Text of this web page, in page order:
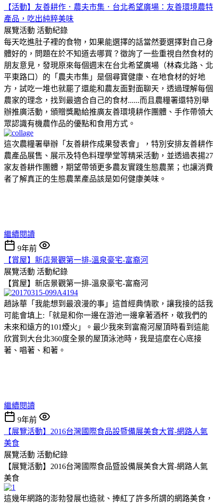
【活動】友善耕作．農夫市集．台北希望廣場：友善環境農特
產品，吃出純粹美味
展覽活動 活動紀錄
每天吃進肚子裡的食物，如果能選擇的話當然要選擇對自己身
體好的，問題在於不知道去哪買？徵詢了一些重視自然食材的
朋友意見，發現原來每個週末在台北希望廣場（林森北路、北
平東路口）的「農夫市集」是個尋寶健康、在地食材的好地
方，試吃一堆也就罷了還能和農友面對面聊天，透過理解每個
農家的理念，找到最適合自己的食材......而且農糧署還特別舉
辦推廣活動，頒贈獎勵給推廣友善環境耕作團體、手作帶領大
眾認識有機農作品的優點和食用方式。
這次農糧署舉辦「友善耕作成果發表會」，特別安排友善耕作
農產品展售、展示及特色料理學堂等精采活動，並透過表揚27
家友善耕作團體，期望帶領更多農友實踐生態農業；也讓消費
者了解真正的生態農業產品該是如何健康美味。
繼續閱讀
9年前
【賞屋】新店景觀第一排-溫泉豪宅-富裔河
展覽活動 活動紀錄
【賞屋】新店景觀第一排-溫泉豪宅-富裔河
趙詠華「我能想到最浪漫的事」這首經典情歌，讓我接的話我
可能會填上:「就是和你一邊在游池一邊拿著酒杯，敬我們的
未來和遠方的101煙火」。最少我來到富裔河屋頂時看到這能
欣賞到大台北360度全景的屋頂泳池時，我是這麼在心底接
著、唱著、和著。
繼續閱讀
9年前
【展覽活動】2016台灣國際食品設暨備展美食大賞-網路人氣
美食
展覽活動 活動紀錄
【展覽活動】2016台灣國際食品暨設備展美食大賞-網路人氣
美食
這幾年網路的澎勃發展也造就、捧紅了許多所謂的網路美食，